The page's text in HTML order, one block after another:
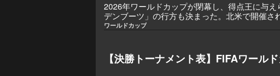
2026年ワールドカップが閉幕し、得点王に与
デンブーツ」の行方も決まった。北米で開催さ
戦、48カ国が参加した拡大大会でこの栄冠を掴
ワールドカップ
【決勝トーナメント表】FIFAワール